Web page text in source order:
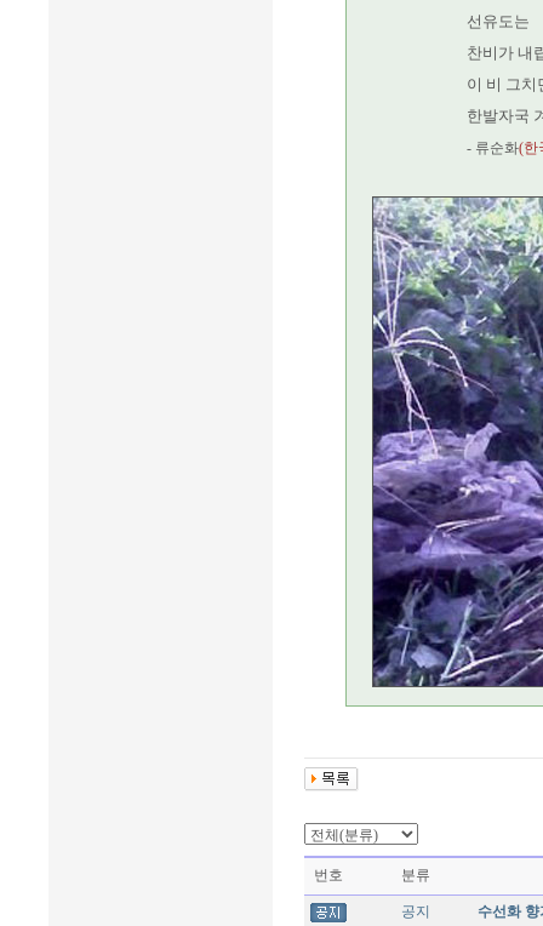
선유도는
찬비가 내
이 비 그치
한발자국
- 류순화(한
번호 분류
공지 수선화